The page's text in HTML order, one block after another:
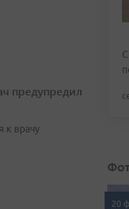
предупредил
к врачу
20